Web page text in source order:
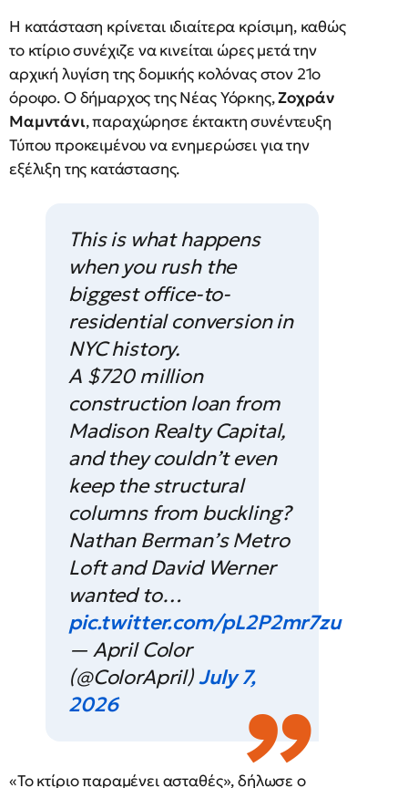
Η κατάσταση κρίνεται ιδιαίτερα κρίσιμη, καθώς
το κτίριο συνέχιζε να κινείται ώρες μετά την
αρχική λυγίση της δομικής κολόνας στον 21ο
όροφο. Ο δήμαρχος της Νέας Υόρκης,Ζοχράν
Μαμντάνι, παραχώρησε έκτακτη συνέντευξη
Τύπου προκειμένου να ενημερώσει για την
εξέλιξη της κατάστασης.
This is what happens
when you rush the
biggest office-to-
residential conversion in
NYC history.
A $720 million
construction loan from
Madison Realty Capital,
and they couldn’t even
keep the structural
columns from buckling?
Nathan Berman’s Metro
Loft and David Werner
wanted to…
pic.twitter.com/pL2P2mr7zu
— April Color
(@ColorApril)July 7,
2026
«Το κτίριο παραμένει ασταθές», δήλωσε ο